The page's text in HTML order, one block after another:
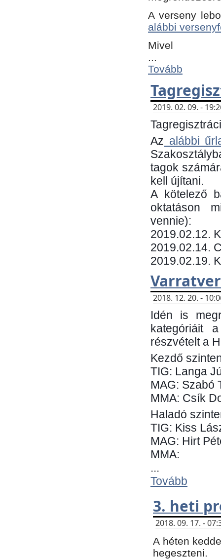
A verseny
alábbi
Mivel
...
Tovább
2019. 02. 09. -
Az alábbi
tagok
kell újítani.
​A kötelező
oktatáson
vennie):
​2019.02.12.
2019.02.14.
2019.02.19.
2018. 12. 20. -
Idén is
kategóriáit
részvételt a
Kezdő
TIG: Langa
MAG: Szabó
MMA: Csík
Haladó
TIG: Kiss
MAG: Hirt
MMA:
...
Tovább
3. heti
2018. 09. 17. -
A héten
hegeszteni.